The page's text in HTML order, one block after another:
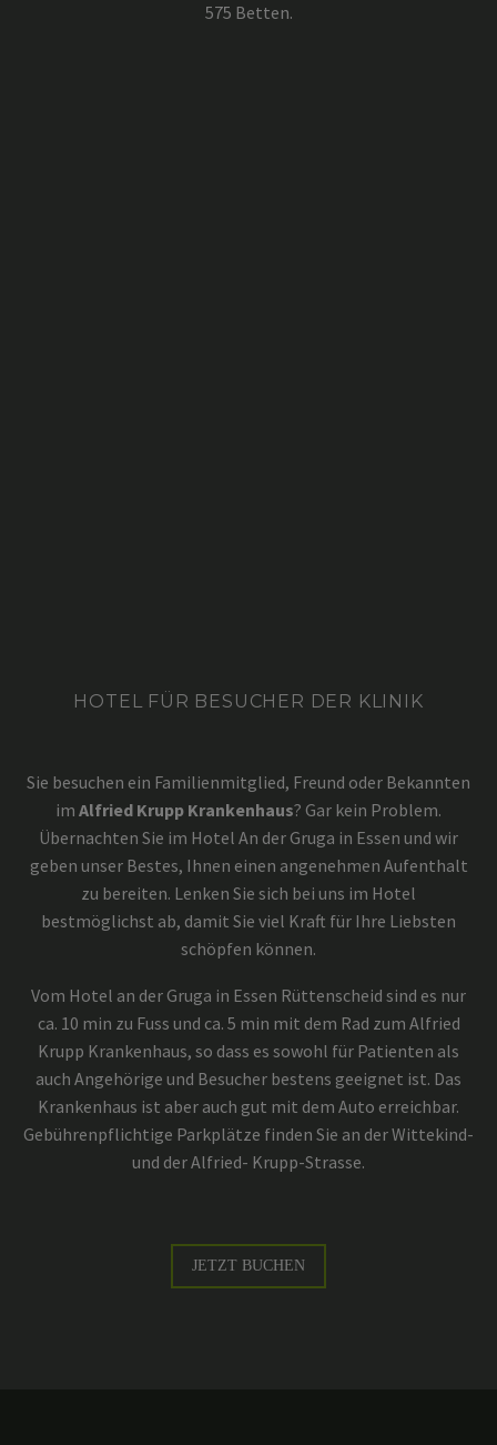
575 Betten.
HOTEL FÜR BESUCHER DER KLINIK
Sie besuchen ein Familienmitglied, Freund oder Bekannten
im Alfried Krupp Krankenhaus? Gar kein Problem.
Übernachten Sie im Hotel An der Gruga in Essen und wir
geben unser Bestes, Ihnen einen angenehmen Aufenthalt
zu bereiten. Lenken Sie sich bei uns im Hotel
bestmöglichst ab, damit Sie viel Kraft für Ihre Liebsten
schöpfen können.
Vom Hotel an der Gruga in Essen Rüttenscheid sind es nur
ca. 10 min zu Fuss und ca. 5 min mit dem Rad zum Alfried
Krupp Krankenhaus, so dass es sowohl für Patienten als
auch Angehörige und Besucher bestens geeignet ist. Das
Krankenhaus ist aber auch gut mit dem Auto erreichbar.
Gebührenpflichtige Parkplätze finden Sie an der Wittekind-
und der Alfried- Krupp-Strasse.
JETZT BUCHEN